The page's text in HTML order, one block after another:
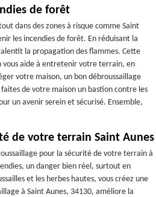
de forêt
dans des zones à risque comme Saint
les incendies de forêt. En réduisant la
la propagation des flammes. Cette
vous aide à entretenir votre terrain, en
votre maison, un bon débroussaillage
de votre maison un bastion contre les
un avenir serein et sécurisé. Ensemble,
de votre terrain Saint Aunes
pour la sécurité de votre terrain à
un danger bien réel, surtout en
et les herbes hautes, vous créez une
à Saint Aunes, 34130, améliore la